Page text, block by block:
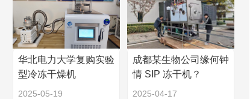
华北电力大学复购实验
型冷冻干燥机
2025-05-19
成都某生物公司缘何钟
情 SIP 冻干机？
2025-04-17